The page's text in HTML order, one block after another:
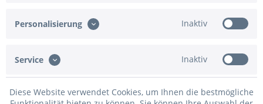
Personalisierung Inaktiv
Service Inaktiv
Diese Website verwendet Cookies, um Ihnen die bestmögliche